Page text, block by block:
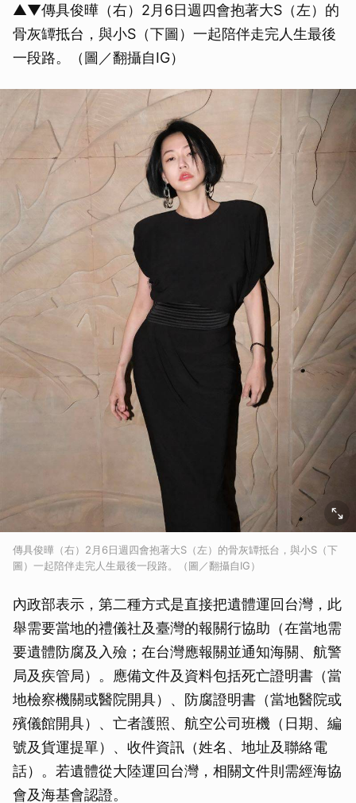
▲▼傳具俊曄（右）2月6日週四會抱著大S（左）的
骨灰罈抵台，與小S（下圖）一起陪伴走完人生最後
一段路。（圖／翻攝自IG）
傳具俊曄（右）2月6日週四會抱著大S（左）的骨灰罈抵台，與小S（下
圖）一起陪伴走完人生最後一段路。（圖／翻攝自IG）
內政部表示，第二種方式是直接把遺體運回台灣，此
舉需要當地的禮儀社及臺灣的報關行協助（在當地需
要遺體防腐及入殮；在台灣應報關並通知海關、航警
局及疾管局）。應備文件及資料包括死亡證明書（當
地檢察機關或醫院開具）、防腐證明書（當地醫院或
殯儀館開具）、亡者護照、航空公司班機（日期、編
號及貨運提單）、收件資訊（姓名、地址及聯絡電
話）。若遺體從大陸運回台灣，相關文件則需經海協
會及海基會認證。